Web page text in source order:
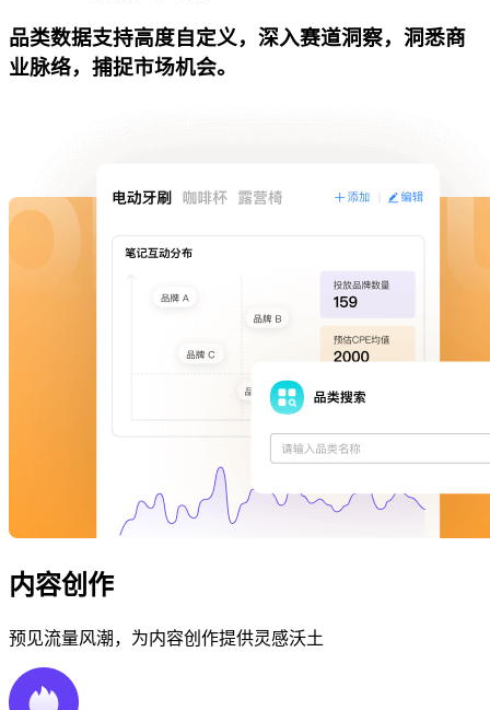
品类数据支持高度自定义，深入赛道洞察，洞悉商
业脉络，捕捉市场机会。
内容创作
预见流量风潮，为内容创作提供灵感沃土